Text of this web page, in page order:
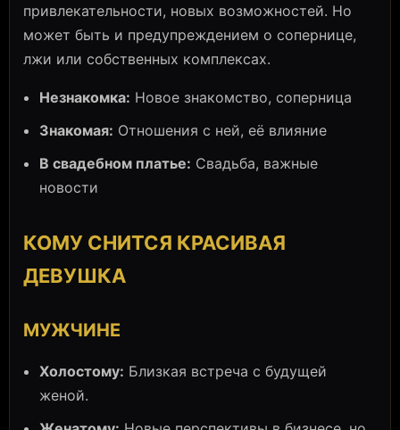
привлекательности, новых возможностей. Но
может быть и предупреждением о сопернице,
лжи или собственных комплексах.
Незнакомка: Новое знакомство, соперница
Знакомая: Отношения с ней, её влияние
В свадебном платье: Свадьба, важные
новости
КОМУ СНИТСЯ КРАСИВАЯ
ДЕВУШКА
МУЖЧИНЕ
Холостому: Близкая встреча с будущей
женой.